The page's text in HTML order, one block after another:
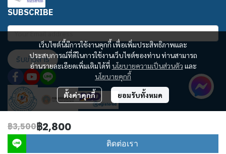
฿3,500฿2,800
ติดต่อเรา
เว็บไซต์นี้มีการใช้งานคุกกี้ เพื่อเพิ่มประสิทธิภาพและ
ประสบการณ์ที่ดีในการใช้งานเว็บไซต์ของท่าน ท่านสามารถ
อ่านรายละเอียดเพิ่มเติมได้ที่ นโยบายความเป็นส่วนตัว และ
นโยบายคุกกี้
ตั้งค่าคุกกี้ ยอมรับทั้งหมด
SUBSCRIBE
รับข่าวสาร
Copyright | All Rights Reserved | Powered by MWE